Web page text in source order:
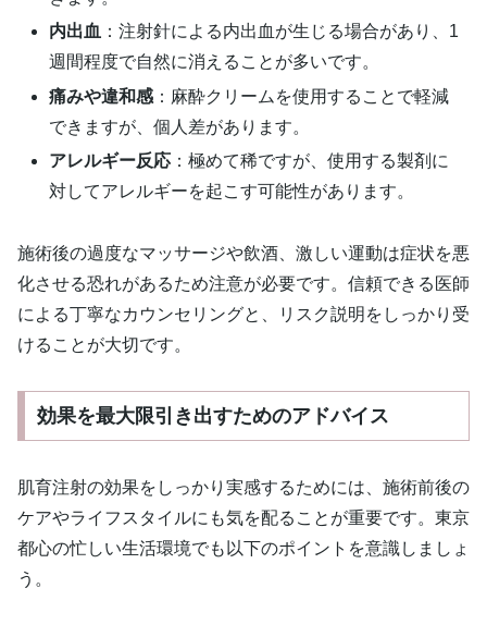
内出血 ：注射針による内出血が生じる場合があり、1
週間程度で自然に消えることが多いです。
痛みや違和感 ：麻酔クリームを使用することで軽減
できますが、個人差があります。
アレルギー反応 ：極めて稀ですが、使用する製剤に
対してアレルギーを起こす可能性があります。
施術後の過度なマッサージや飲酒、激しい運動は症状を悪
化させる恐れがあるため注意が必要です。信頼できる医師
による丁寧なカウンセリングと、リスク説明をしっかり受
けることが大切です。
効果を最大限引き出すためのアドバイス
肌育注射の効果をしっかり実感するためには、施術前後の
ケアやライフスタイルにも気を配ることが重要です。東京
都心の忙しい生活環境でも以下のポイントを意識しましょ
う。